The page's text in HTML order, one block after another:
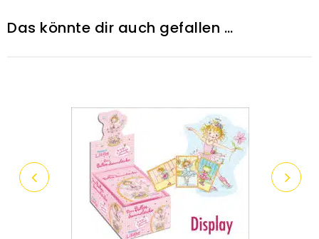
Das könnte dir auch gefallen …